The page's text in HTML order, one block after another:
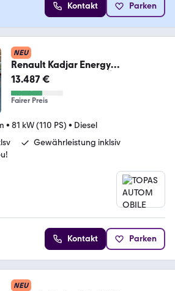
Kontakt Parken
NEU
Renault Kadjar Energy
1.5dCi/3J.Garantie+TÜV+Inspktn
ink
13.487 €
Fairer Preis
• 81 kW (110 PS) • Diesel
Gewährleistung inklsiv
Kontakt Parken
NEU